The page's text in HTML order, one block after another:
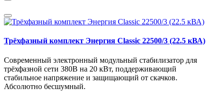
Трёхфазный комплект Энергия Classic 22500/3 (22.5 кВА)
Современный электронный модульный стабилизатор для
трёхфазной сети 380В на 20 кВт, поддерживающий
стабильное напряжение и защищающий от скачков.
Абсолютно бесшумный.